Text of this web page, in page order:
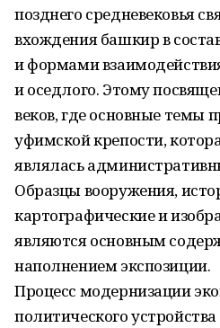
позднего средневековья
вхождения башкир в
и формами
и оседлого. Этому
веков, где основные темы
уфимской крепости,
являлась
Образцы вооружения,
картографические и
являются основным
наполнением экспозиции.
Процесс модернизации
политического